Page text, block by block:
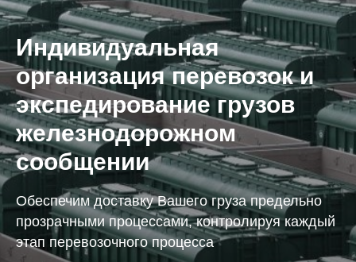
Индивидуальная
организация перевозок и
экспедирование грузов
железнодорожном
сообщении
Обеспечим доставку Вашего груза предельно
прозрачными процессами, контролируя каждый
этап перевозочного процесса